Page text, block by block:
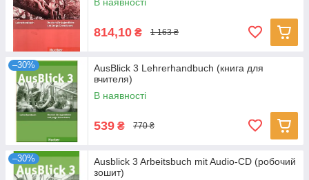
814,10 ₴ 1 163 ₴
–30%
AusBlick 3 Lehrerhandbuch (книга для
вчителя)
В наявності
539 ₴ 770 ₴
–30%
Ausblick 3 Arbeitsbuch mit Audio-CD (робочий
зошит)